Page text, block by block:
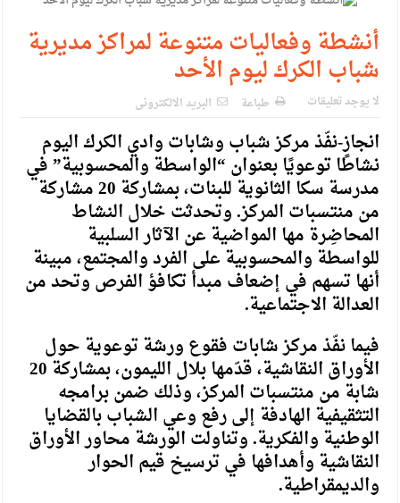
الإسلامية والمسيحية
الأمن يتلف 16 مليون حبة كبتاجون و1480 كغم مواد مخدرة
النواب يقر مشروع تعديل قانون الملكية العقارية
القاضي يلتقي رؤساء تحرير الصحف اليومية ويؤكد حرص مجلس
النواب على شراكة فاعلة مع الإعلام
دعوة المكلفين بخدمة العلم (الدفعة الثالثة) إلى مراجعة منصة خدمة
العلم
الملك يلتقي مجموعة من رفاق السلاح
الملك يتلقى اتصالا هاتفيا من العاهل البحريني
القاضي محمود أحمد فريحات.. مبارك ومزيدا من التوفيق
أنشطة وفعاليات متنوعة لمراكز مديرية
شباب الكرك ليوم الأحد
لا يوجد تعليقات طباعة البريد الالكترونى
انجاز-نفّذ مركز شباب وشابات وادي الكرك اليوم
نشاطًا توعويًا بعنوان “الواسطة والمحسوبية” في
مدرسة سكا الثانوية للبنات، بمشاركة 20 مشاركة
من منتسبات المركز. وتحدثت خلال النشاط
المحاضِرة مها المواضية عن الآثار السلبية
للواسطة والمحسوبية على الفرد والمجتمع، مبينة
أنها تسهم في إضعاف مبدأ تكافؤ الفرص وتحد من
العدالة الاجتماعية.
فيما نفّذ مركز شابات فقوع ورشة توعوية حول
الأوراق النقاشية، قدّمها بلال الليمون، بمشاركة 20
شابة من منتسبات المركز، وذلك ضمن برامجه
التثقيفية الهادفة إلى رفع وعي الشباب بالقضايا
الوطنية والفكرية. وتناولت الورشة محاور الأوراق
النقاشية وأهدافها في ترسيخ قيم الحوار
والديمقراطية.